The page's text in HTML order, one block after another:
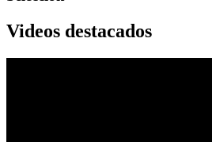
Videos destacados